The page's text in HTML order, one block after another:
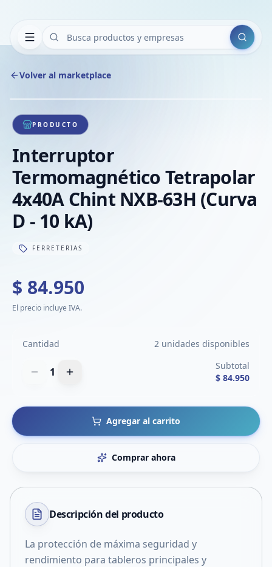
Buscar
Volver al marketplace
1/1
PRODUCTO
Interruptor
Termomagnético Tetrapolar
4x40A Chint NXB-63H (Curva
D - 10 kA)
FERRETERIAS
$ 84.950
El precio incluye IVA.
Cantidad 2 unidades disponibles
1
Subtotal
$ 84.950
Agregar al carrito
Comprar ahora
Descripción del producto
La protección de máxima seguridad y
rendimiento para tableros principales y